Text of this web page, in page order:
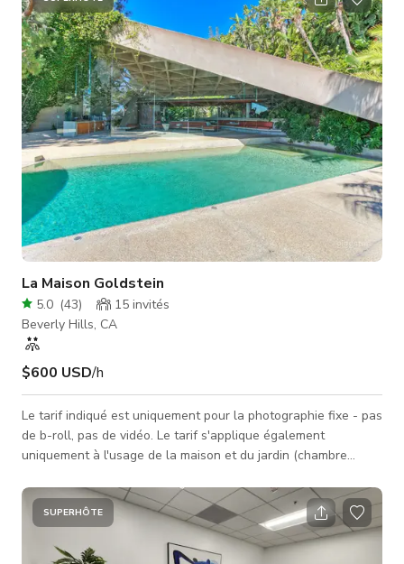
principalement plat avec une très grande pelouse. Très
confortable et isolée pour les célébrités. À part l'allée, la
maison et l
La Maison Goldstein
5.0 (43) 15 invités
Beverly Hills, CA
$600 USD/h
Le tarif indiqué est uniquement pour la photographie fixe - pas
de b-roll, pas de vidéo. Le tarif s'applique également
uniquement à l'usage de la maison et du jardin (chambre
espaces comme le court de tennis, le club, les deux zones
"nouvelle piscine" ont des tarifs séparés. Renseignez-vous sur
est l'un des monuments les plus appréciés de Los Angeles :
SUPERHÔTE